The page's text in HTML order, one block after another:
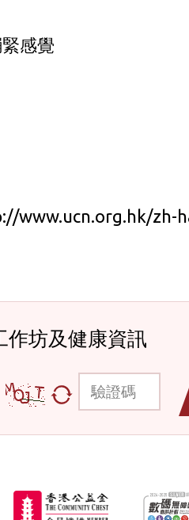
感覺
www.ucn.org.hk/zh-
作坊及健康資訊
驗證碼